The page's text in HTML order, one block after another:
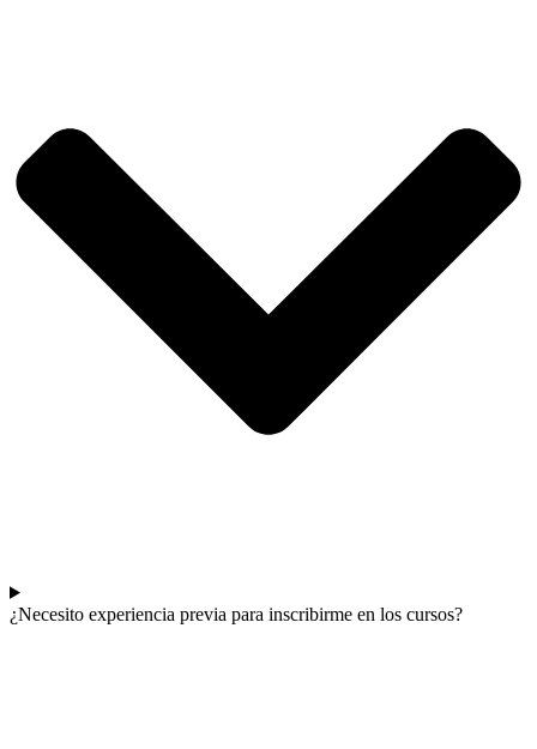
¿Necesito experiencia previa para inscribirme en los cursos?